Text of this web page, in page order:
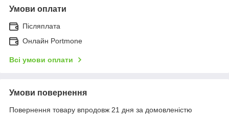
Умови оплати
Післяплата
Онлайн Portmone
Всі умови оплати
Умови повернення
Повернення товару впродовж 21 дня за домовленістю